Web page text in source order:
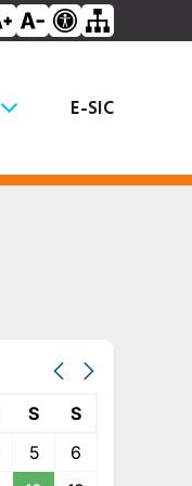
E-SIC
S
S
5
6